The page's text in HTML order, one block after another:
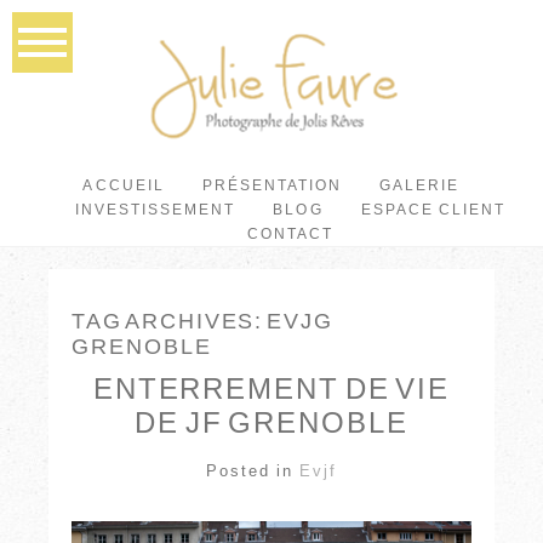
ACCUEIL PRÉSENTATION
GALERIE
INVESTISSEMENT
BLOG
ESPACE CLIENT
CONTACT
TAG ARCHIVES: EVJG
GRENOBLE
ENTERREMENT DE VIE
DE JF GRENOBLE
Posted in Evjf